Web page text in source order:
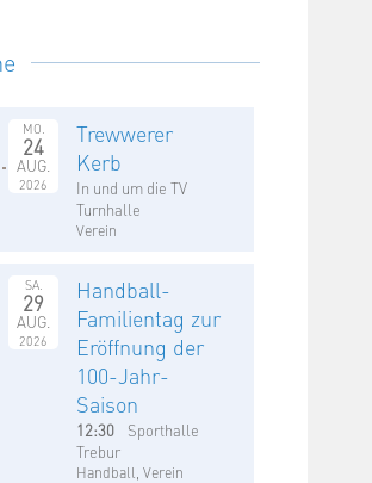
MO.
24
AUG.
2026
Trewwerer
Kerb
In und um die TV
Turnhalle
Verein
SA.
29
AUG.
2026
Handball-
Familientag zur
Eröffnung der
100-Jahr-
Saison
12:30
Sporthalle
Trebur
Handball, Verein